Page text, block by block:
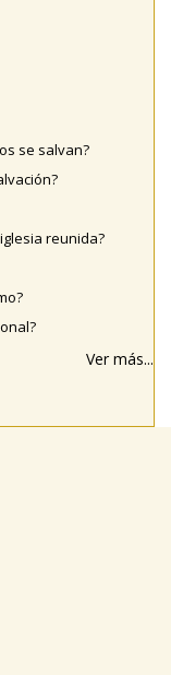
se salvan?
reunida?
Ver más...